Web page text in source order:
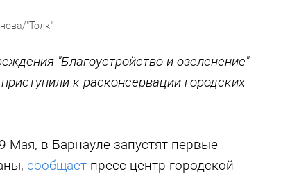
"Толк"
"Благоустройство и озеленение"
к расконсервации городских
Мая, в Барнауле запустят первые
сообщаетпресс-центр городской